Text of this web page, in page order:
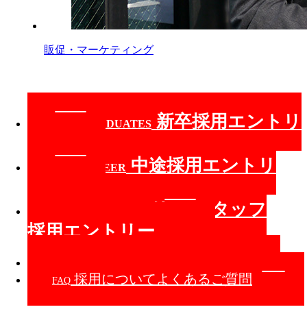
販促・マーケティング
NEW GRADUATES 新卒採用エントリ
MID-CAREER 中途採用エントリ
エリア/スタッフ
採用エントリー
FAQ 採用についてよくあるご質問